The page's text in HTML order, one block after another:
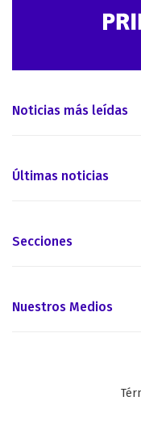
Noticias más leídas
Últimas noticias
Secciones
Nuestros Medios